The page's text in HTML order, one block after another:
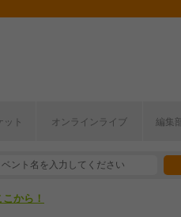
ット オンラインライブ 編集
半期編発表！
から！